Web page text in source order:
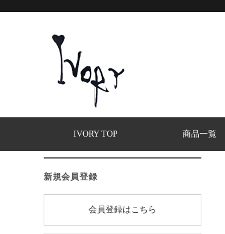
IVORY TOP 商品一覧
新規会員登録
会員登録はこちら